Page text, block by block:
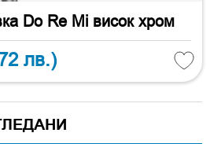
Do Re Mi висок хром
лв.)